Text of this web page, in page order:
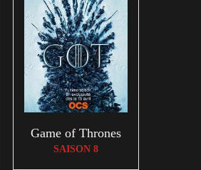
Game of Thrones
SAISON 8